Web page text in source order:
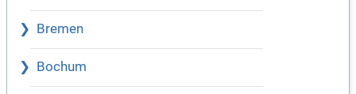
Bremen
Bochum